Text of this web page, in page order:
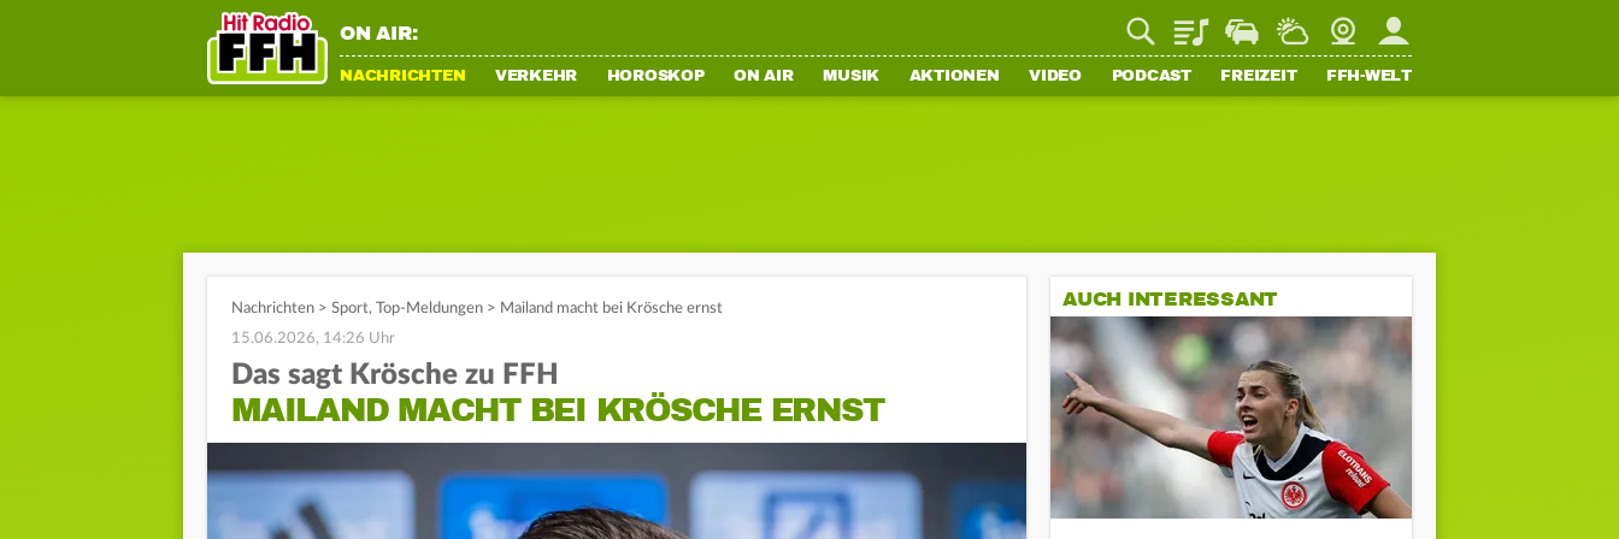
ON AIR: PlaylistStaupilotWetterWebcamMein FFH
NACHRICHTEN VERKEHR HOROSKOP ON AIR MUSIK AKTIONEN VIDEO PODCAST FREIZEIT FFH-WELT
Nachrichten > Sport, Top-Meldungen > Mailand macht bei Krösche ernst
15.06.2026, 14:26 Uhr
Das sagt Krösche zu FFH
MAILAND MACHT BEI KRÖSCHE ERNST
AUCH INTERESSANT